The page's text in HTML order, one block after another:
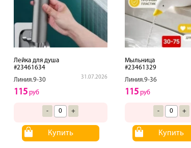
Лейка для душа
#23461634
Линия.9-30
31.07.2026
115руб
- +
Купить
Мыльница
#23461329
Линия.9-36
115руб
- +
Купить